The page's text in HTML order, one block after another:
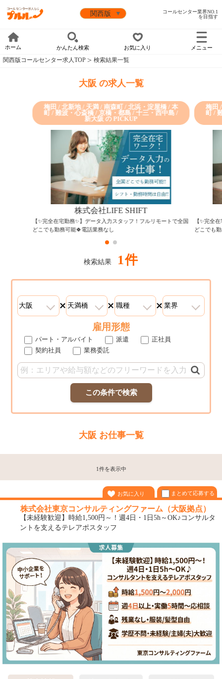
コールセンター業界NO.1
を目指す
ホーム かんたん検索 お気に入り メニュー
関西版コールセンター求人TOP 検索結果一覧
大阪 の求人一覧
梅田 / 北新地 / 天満 / 南森町 / 北浜・淀屋橋 / 本
町 / 難波・心斎橋 / 京橋・都島 / 十三・西中島 /
新大阪 の PICKUP
株式会社LIFE SHIFT
【✨完全在宅勤務✨】データ入力スタッフ！フルリモートで全国
どこでも勤務可能🍀電話業務なし
梅田
町 /
【✨完全
どこでも
検索結果 1件
雇用形態
パート・アルバイト 派遣
正社員
契約社員
業務委託
この条件で検索
大阪 お仕事一覧
1件を表示中
お気に入り まとめて応募する
株式会社東京コンサルティングファーム（大阪拠点）
【未経験歓迎】時給1,500円～！週4日・1日5h～OK♪コンサルタ
ントを支えるテレアポスタッフ